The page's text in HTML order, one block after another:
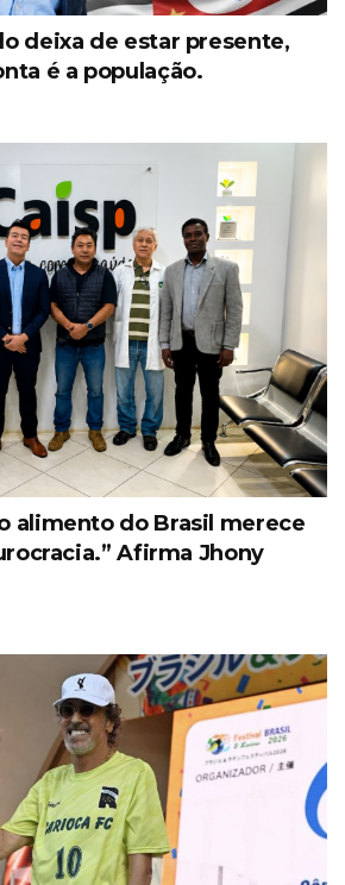
deixa de estar presente,
é a população.
alimento do Brasil merece
Afirma Jhony